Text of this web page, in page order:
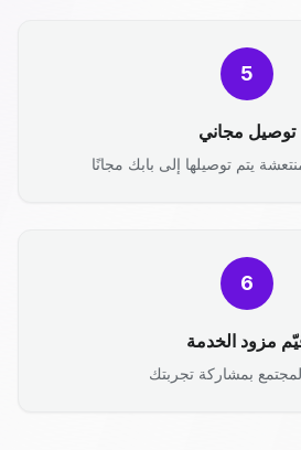
5
توصيل مجاني
يتم توصيلها إلى بابك مجانًا
6
مزود الخدمة
بمشاركة تجربتك